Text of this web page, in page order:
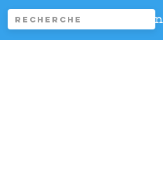
Connexion